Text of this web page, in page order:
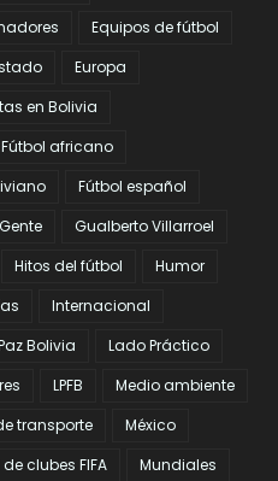
Equipos de fútbol
Europa
en Bolivia
Fútbol africano
Fútbol español
Gente
Gualberto Villarroel
Hitos del fútbol
Humor
Internacional
Bolivia
Lado Práctico
LPFB
Medio ambiente
transporte
México
clubes FIFA
Mundiales